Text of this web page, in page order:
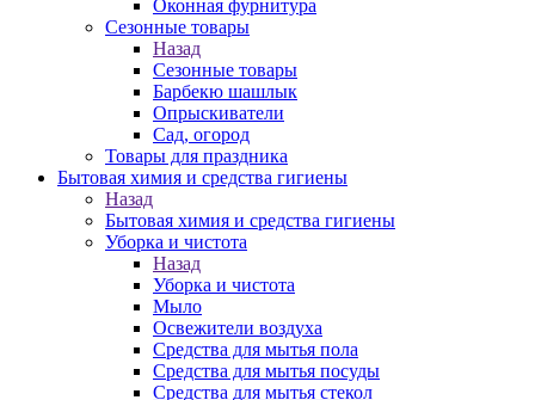
Оконная фурнитура
Сезонные товары
Назад
Сезонные товары
Барбекю шашлык
Опрыскиватели
Сад, огород
Товары для праздника
Бытовая химия и средства гигиены
Назад
Бытовая химия и средства гигиены
Уборка и чистота
Назад
Уборка и чистота
Мыло
Освежители воздуха
Средства для мытья пола
Средства для мытья посуды
Средства для мытья стекол